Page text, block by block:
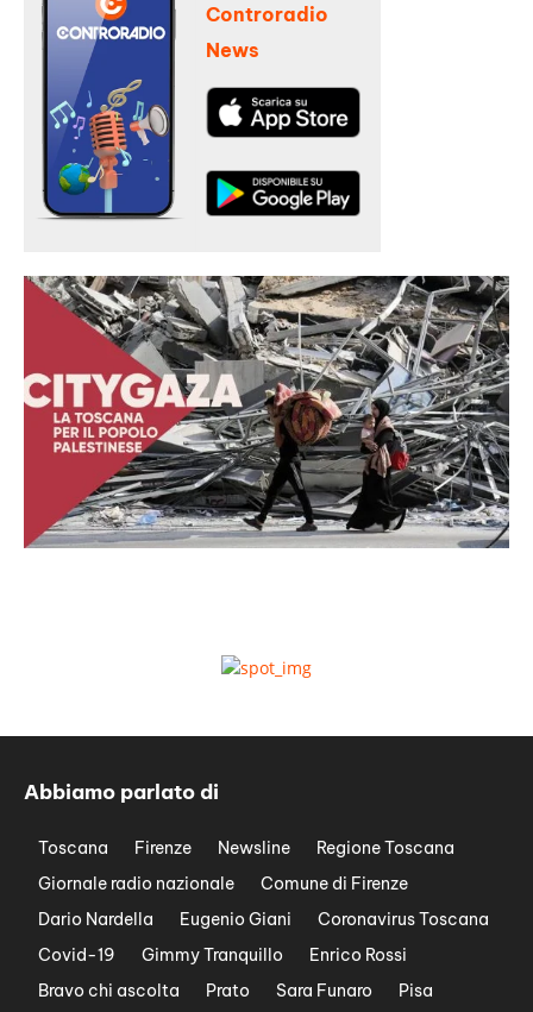
Controradio
News
Abbiamo parlato di
Toscana Firenze Newsline
Regione Toscana
Giornale radio nazionale
Comune di Firenze
Dario Nardella
Eugenio Giani
Coronavirus Toscana
Covid-19
Gimmy Tranquillo
Enrico Rossi
Bravo chi ascolta
Prato Sara Funaro
Pisa